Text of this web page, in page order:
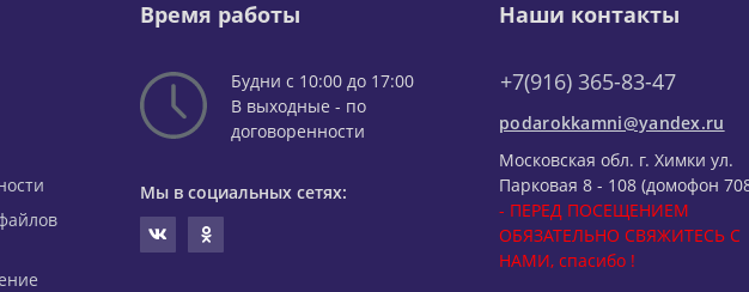
Время работы
Будни с 10:00 до 17:00
В выходные - по
договоренности
Мы в социальных сетях:
Наши контакты
+7(916) 365-83-47
podarokkamni@yandex.ru
Московская обл. г. Химки ул.
Парковая 8 - 108 (домофон
- ПЕРЕД ПОСЕЩЕНИЕМ
ОБЯЗАТЕЛЬНО СВЯЖИТЕСЬ С
НАМИ, спасибо !